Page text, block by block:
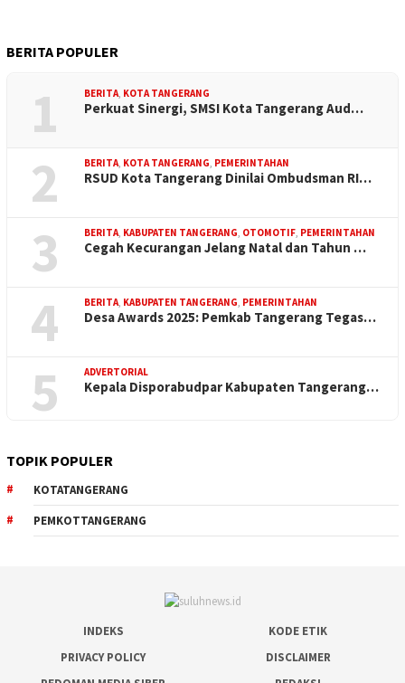
BERITA POPULER
1 BERITA, KOTA TANGERANG
Perkuat Sinergi, SMSI Kota Tangerang Aud…
2 BERITA, KOTA TANGERANG, PEMERINTAHAN
RSUD Kota Tangerang Dinilai Ombudsman RI…
3 BERITA, KABUPATEN TANGERANG, OTOMOTIF, PEMERINTAHAN
Cegah Kecurangan Jelang Natal dan Tahun …
4 BERITA, KABUPATEN TANGERANG, PEMERINTAHAN
Desa Awards 2025: Pemkab Tangerang Tegas…
5 ADVERTORIAL
Kepala Disporabudpar Kabupaten Tangerang…
TOPIK POPULER
KOTATANGERANG
PEMKOTTANGERANG
INDEKS
KODE ETIK
PRIVACY POLICY
DISCLAIMER